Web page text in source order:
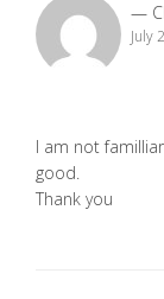
July
I am not
good.
Thank you